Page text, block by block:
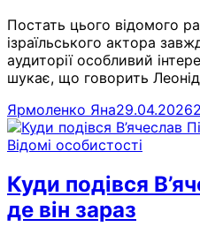
Постать цього відомого
ізраїльського актора
аудиторії особливий
шукає, що говорить
Ярмоленко Яна29.04.2026
Відомі особистості
Куди подівся
де він зараз